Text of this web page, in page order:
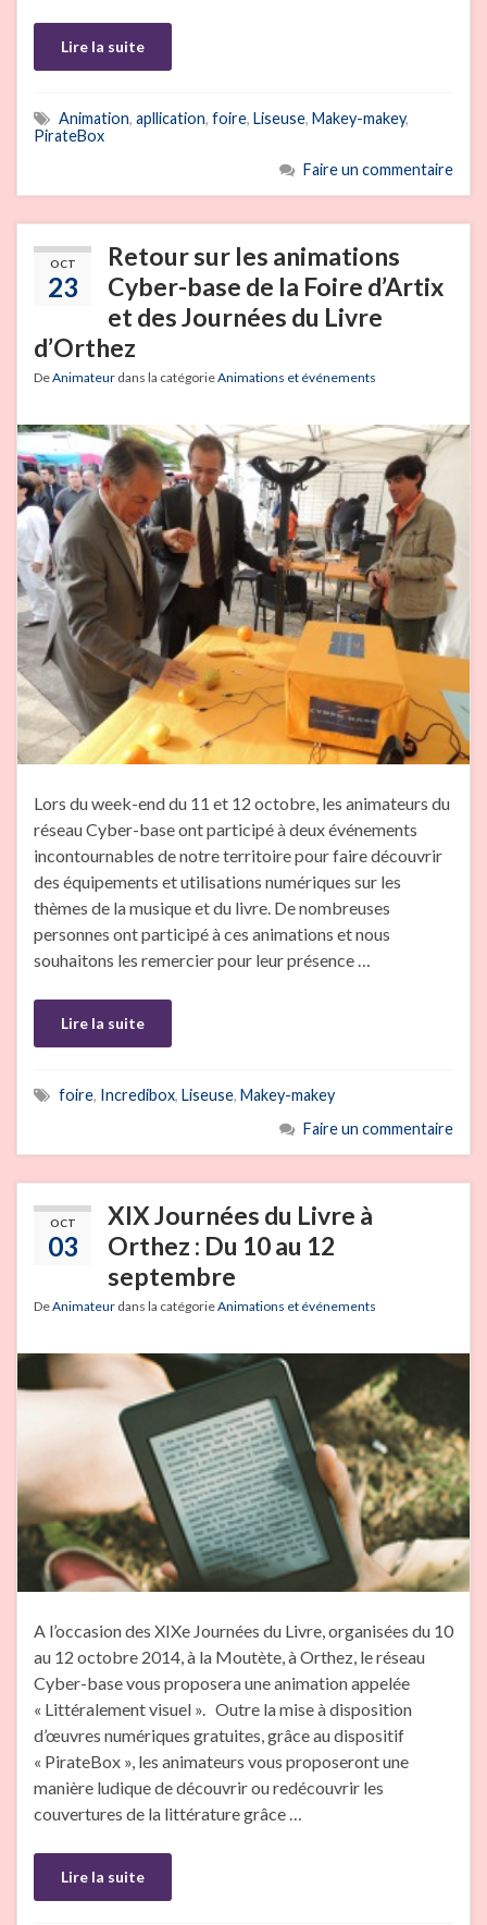
Lire la suite
Animation, apllication, foire, Liseuse, Makey-makey,
PirateBox
Faire un commentaire
OCT
23
Retour sur les animations
Cyber-base de la Foire d’Artix
et des Journées du Livre
d’Orthez
DeAnimateur dans la catégorieAnimations et événements
Lors du week-end du 11 et 12 octobre, les animateurs du
réseau Cyber-base ont participé à deux événements
incontournables de notre territoire pour faire découvrir
des équipements et utilisations numériques sur les
thèmes de la musique et du livre. De nombreuses
personnes ont participé à ces animations et nous
souhaitons les remercier pour leur présence …
Lire la suite
foire, Incredibox, Liseuse, Makey-makey
Faire un commentaire
OCT
03
XIX Journées du Livre à
Orthez : Du 10 au 12
septembre
DeAnimateur dans la catégorieAnimations et événements
A l’occasion des XIXe Journées du Livre, organisées du 10
au 12 octobre 2014, à la Moutète, à Orthez, le réseau
Cyber-base vous proposera une animation appelée
« Littéralement visuel ». Outre la mise à disposition
d’œuvres numériques gratuites, grâce au dispositif
« PirateBox », les animateurs vous proposeront une
manière ludique de découvrir ou redécouvrir les
couvertures de la littérature grâce …
Lire la suite